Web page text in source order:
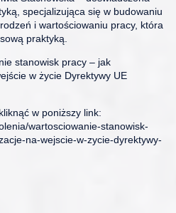
specjalizująca się w budowaniu
i wartościowaniu pracy, która
praktyką.
stanowisk pracy – jak
w życie Dyrektywy UE
w poniższy link:
wartosciowanie-stanowisk-
na-wejscie-w-zycie-dyrektywy-